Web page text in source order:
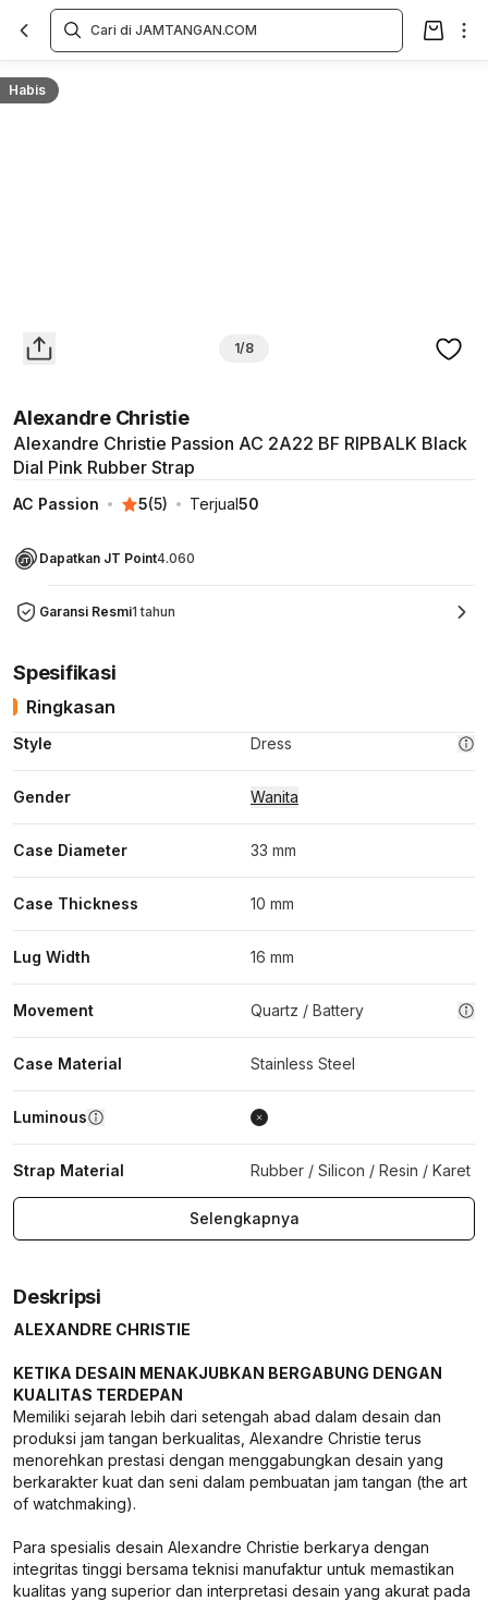
Habis
1/8
Alexandre Christie
Alexandre Christie Passion AC 2A22 BF RIPBALK Black
Dial Pink Rubber Strap
AC Passion 5(5) Terjual50
Dapatkan JT Point4.060
Garansi Resmi1 tahun
Overview
Spesifikasi
Ringkasan
Style Dress
Gender Wanita
Case Diameter 33 mm
Case Thickness 10 mm
Lug Width 16 mm
Movement Quartz / Battery
Case Material Stainless Steel
Luminous
Strap Material Rubber / Silicon / Resin / Karet
Selengkapnya
Deskripsi
ALEXANDRE CHRISTIE
KETIKA DESAIN MENAKJUBKAN BERGABUNG DENGAN
KUALITAS TERDEPAN
Memiliki sejarah lebih dari setengah abad dalam desain dan
produksi jam tangan berkualitas, Alexandre Christie terus
menorehkan prestasi dengan menggabungkan desain yang
berkarakter kuat dan seni dalam pembuatan jam tangan (the art
of watchmaking).
Para spesialis desain Alexandre Christie berkarya dengan
integritas tinggi bersama teknisi manufaktur untuk memastikan
kualitas yang superior dan interpretasi desain yang akurat pada